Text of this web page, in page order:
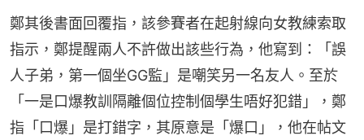
鄭其後書面回覆指，該參賽者在起射線向女教練索取
指示，鄭提醒兩人不許做出該些行為，他寫到：「誤
人子弟，第一個坐GG監」是嘲笑另一名友人。至於
「一是口爆教訓隔離個位控制個學生唔好犯錯」，鄭
指「口爆」是打錯字，其原意是「爆口」，他在帖文